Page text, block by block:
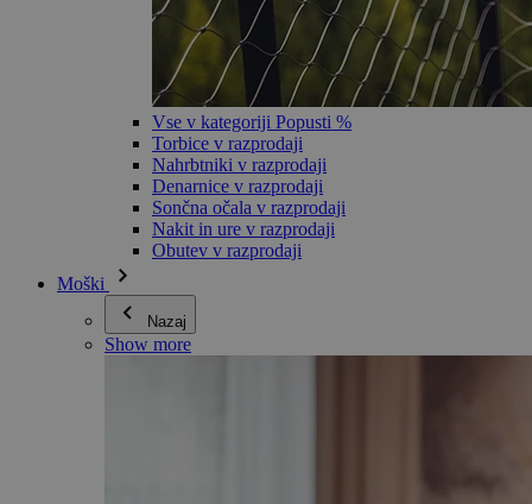
Vse v kategoriji Popusti %
Torbice v razprodaji
Nahrbtniki v razprodaji
Denarnice v razprodaji
Sončna očala v razprodaji
Nakit in ure v razprodaji
Obutev v razprodaji
Moški
Nazaj
Show more